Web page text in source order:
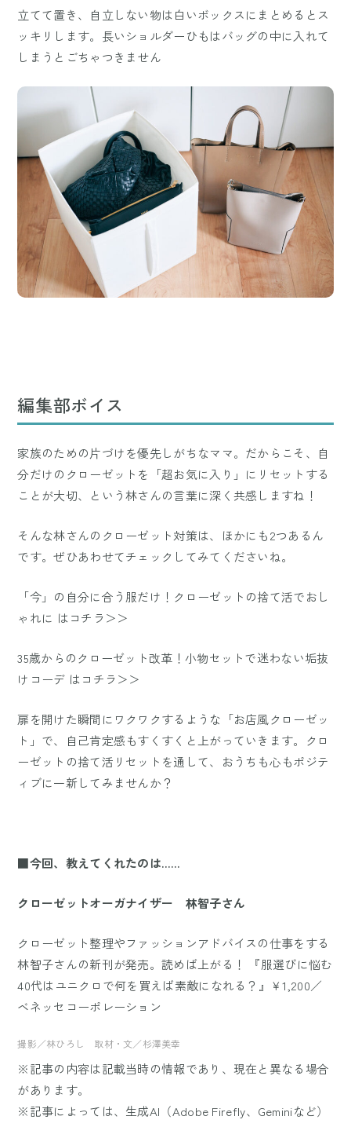
立てて置き、自立しない物は白いボックスにまとめるとス
ッキリします。長いショルダーひもはバッグの中に入れて
しまうとごちゃつきません
編集部ボイス
家族のための片づけを優先しがちなママ。だからこそ、自
分だけのクローゼットを「超お気に入り」にリセットする
ことが大切、という林さんの言葉に深く共感しますね！
そんな林さんのクローゼット対策は、ほかにも2つあるん
です。ぜひあわせてチェックしてみてくださいね。
「今」の自分に合う服だけ！クローゼットの捨て活でおし
ゃれに はコチラ＞＞
35歳からのクローゼット改革！小物セットで迷わない垢抜
けコーデ はコチラ＞＞
扉を開けた瞬間にワクワクするような「お店風クローゼッ
ト」で、自己肯定感もすくすくと上がっていきます。クロ
ーゼットの捨て活リセットを通して、おうちも心もポジテ
ィブに一新してみませんか？
■今回、教えてくれたのは……
クローゼットオーガナイザー 林智子さん
クローゼット整理やファッションアドバイスの仕事をする
林智子さんの新刊が発売。読めば上がる！ 『服選びに悩む
40代はユニクロで何を買えば素敵になれる？』￥1,200／
ベネッセコーポレーション
撮影／林ひろし 取材・文／杉澤美幸
※記事の内容は記載当時の情報であり、現在と異なる場合
があります。
※記事によっては、生成AI（Adobe Firefly、Geminiなど）